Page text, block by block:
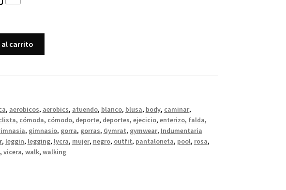
al carrito
, aerobicos, aerobics, atuendo, blanco, blusa, body, caminar,
, cómoda, cómodo, deporte, deportes, ejecicio, enterizo, falda,
, gimnasio, gorra, gorras, Gymrat, gymwear, Indumentaria
, leggin, legging, lycra, mujer, negro, outfit, pantaloneta, pool, rosa,
, vicera, walk, walking